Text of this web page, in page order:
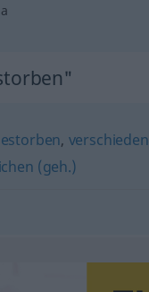
, verschieden
(geh.)